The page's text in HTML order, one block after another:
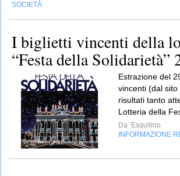
SOCIETÀ
I biglietti vincenti della
“Festa della Solidarietà”
Estrazione del
vincenti (dal sito
risultati tanto
Lotteria della
Da Esquilino
INFORMAZIONE